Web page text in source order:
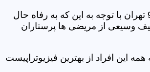
یکی از خدمات خیلی مهم مجموعه فیزیوتراپی در منزل منطقه 9 تهران فیزیوتراپی در منزل است. موسسه فیزیوتراپی در منزل منطقه 9 تهران با توجه به این که به رفاه حال
وسیعی از مریضی ها پرستاران
این افراد از بهترین فیزیوتراپیست